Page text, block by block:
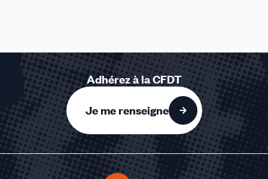
Adhérez à la CFDT
Je me renseigne